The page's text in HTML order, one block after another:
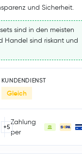
und Sicherheit.
sind in den meisten
Handel sind riskant und
KUNDENDIENST
Gleich
+5
Zahlung
per